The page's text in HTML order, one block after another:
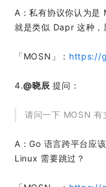
A：私有协议你认为是
就是类似 Dapr 这种，
「MOSN」： https://
4.@晓辰 提问：
请问一下 MOSN 有
A：Go 语言跨平台应
Linux 需要跳过？